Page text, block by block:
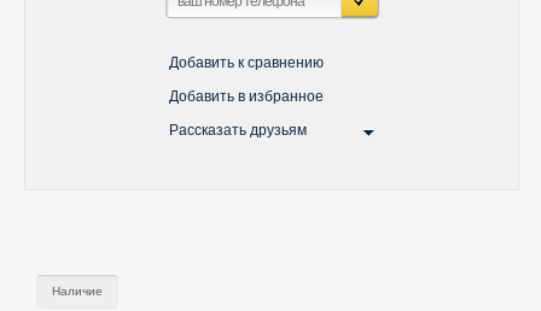
Добавить к сравнению
Добавить в избранное
Рассказать друзьям
Наличие